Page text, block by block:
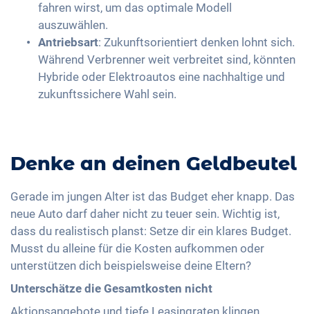
fahren wirst, um das optimale Modell
auszuwählen.
Antriebsart: Zukunftsorientiert denken lohnt sich.
Während Verbrenner weit verbreitet sind, könnten
Hybride oder Elektroautos eine nachhaltige und
zukunftssichere Wahl sein.
Denke an deinen Geldbeutel
Gerade im jungen Alter ist das Budget eher knapp. Das
neue Auto darf daher nicht zu teuer sein. Wichtig ist,
dass du realistisch planst: Setze dir ein klares Budget.
Musst du alleine für die Kosten aufkommen oder
unterstützen dich beispielsweise deine Eltern?
Unterschätze die Gesamtkosten nicht
Aktionsangebote und tiefe Leasingraten klingen